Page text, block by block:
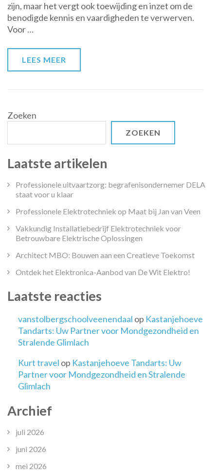
met
een
zijn, maar het vergt ook toewijding en inzet om de
benodigde kennis en vaardigheden te verwerven.
Voor …
LEES MEER
Zoeken
ZOEKEN
Laatste artikelen
Professionele uitvaartzorg: begrafenisondernemer DELA
staat voor u klaar
Professionele Elektrotechniek op Maat bij Jan van Veen
Vakkundig Installatiebedrijf Elektrotechniek voor
Betrouwbare Elektrische Oplossingen
Architect MBO: Bouwen aan een Creatieve Toekomst
Ontdek het Elektronica-Aanbod van De Wit Elektro!
Laatste reacties
vanstolbergschoolveenendaal op Kastanjehoeve
Tandarts: Uw Partner voor Mondgezondheid en
Stralende Glimlach
Kurt travel op Kastanjehoeve Tandarts: Uw
Partner voor Mondgezondheid en Stralende
Glimlach
Archief
juli 2026
juni 2026
mei 2026